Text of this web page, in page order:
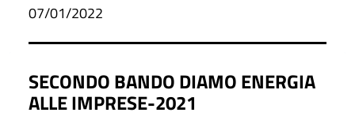
07/01/2022
SECONDO BANDO DIAMO ENERGIA
ALLE IMPRESE-2021